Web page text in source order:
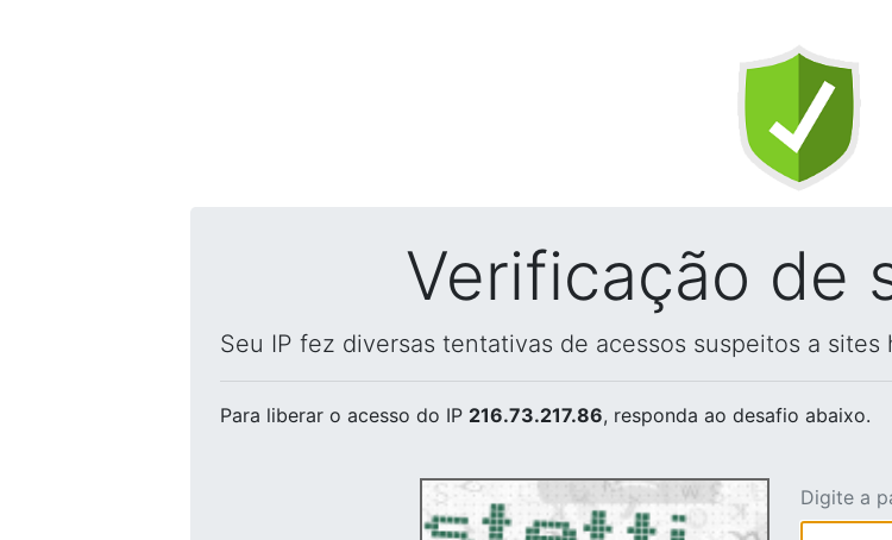
Verificação de
Seu IP fez diversas tentativas de acessos suspeitos a sites
Para liberar o acesso do IP 216.73.217.86, responda ao desafio abaixo.
Digite a